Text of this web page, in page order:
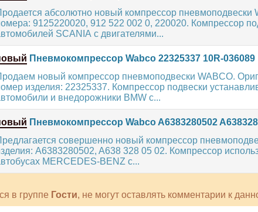
абсолютно новый компрессор пневмоподвески
9125220020, 912 522 002 0, 220020. Компрессор
SCANIA с двигателями...
Пневмокомпрессор Wabco 22325337 10R-036089
новый компрессор пневмоподвески WABCO.
изделия: 22325337. Компрессор подвески
и внедорожники BMW с...
Пневмокомпрессор Wabco A6383280502
совершенно новый компрессор
A6383280502, A638 328 05 02. Компрессор
MERCEDES-BENZ с...
в группе Гости, не могут оставлять комментарии к